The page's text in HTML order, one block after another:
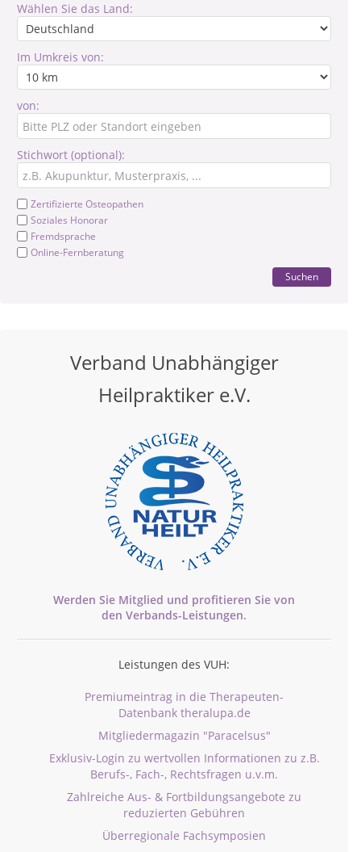
Wählen Sie das Land:
Im Umkreis von:
von:
Stichwort (optional):
Zertifizierte Osteopathen
Soziales Honorar
Fremdsprache
Online-Fernberatung
Suchen
Verband Unabhängiger
Heilpraktiker e.V.
Werden Sie Mitglied und profitieren Sie von
den Verbands-Leistungen.
Leistungen des VUH:
Premiumeintrag in die Therapeuten-
Datenbank theralupa.de
Mitgliedermagazin "Paracelsus"
Exklusiv-Login zu wertvollen Informationen zu z.B.
Berufs-, Fach-, Rechtsfragen u.v.m.
Zahlreiche Aus- & Fortbildungsangebote zu
reduzierten Gebühren
Überregionale Fachsymposien